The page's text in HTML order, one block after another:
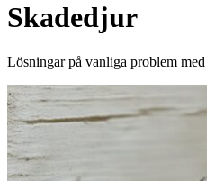
Skadedjur
Lösningar på vanliga problem med